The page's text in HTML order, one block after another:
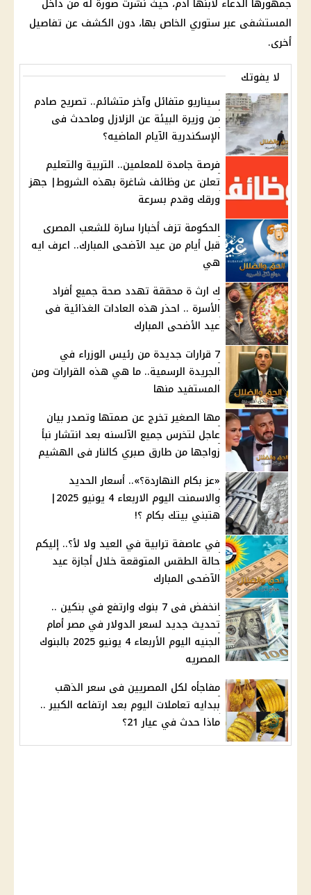
المستشفى عبر ستوري الخاص بها، دون الكشف عن تفاصيل
أخرى.
لا يفوتك
سيناريو متفائل وآخر متشائم.. تصريح صادم
من وزيرة البيئة عن الزلازل وماحدث فى
الإسكندرية الآيام الماضيه؟
فرصة جامدة للمعلمين.. التربية والتعليم
تعلن عن وظائف شاغرة بهذه الشروط| جهز
ورقك وقدم بسرعة
الحكومة تزف أخبارا سارة للشعب المصرى
قبل أيام من عيد الآضحى المبارك.. اعرف ايه
هي
ك ارث ة محققة تهدد صحة جميع أفراد
الأسرة .. احذر هذه العادات الغذائية فى
عيد الأضحى المبارك
7 قرارات جديدة من رئيس الوزراء في
الجريدة الرسمية.. ما هي هذه القرارات ومن
المستفيد منها
مها الصغير تخرج عن صمتها وتصدر بيان
عاجل لتخرس جميع الآلسنه بعد انتشار نبأ
زواجها من طارق صبري كالنار فى الهشيم
«عز بكام النهاردة؟».. أسعار الحديد
والاسمنت اليوم الاربعاء 4 يونيو 2025|
هتبني بيتك بكام ؟!
في عاصفة ترابية في العيد ولا لأ؟.. إليكم
حالة الطقس المتوقعة خلال أجازة عيد
الآضحى المبارك
انخفض فى 7 بنوك وارتفع في بنكين ..
تحديث جديد لسعر الدولار في مصر أمام
الجنيه اليوم الأربعاء 4 يونيو 2025 بالبنوك
المصريه
مفاجأه لكل المصريين فى سعر الذهب
ببدايه تعاملات اليوم بعد ارتفاعه الكبير ..
ماذا حدث في عيار 21؟